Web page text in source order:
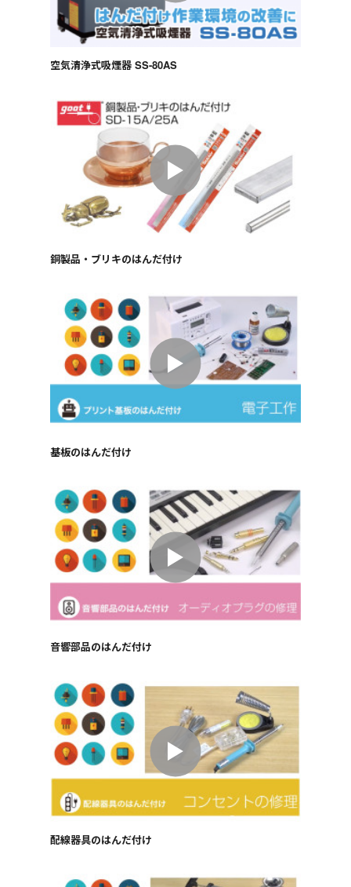
空気清浄式吸煙器 SS-80AS
銅製品・ブリキのはんだ付け
基板のはんだ付け
音響部品のはんだ付け
配線器具のはんだ付け